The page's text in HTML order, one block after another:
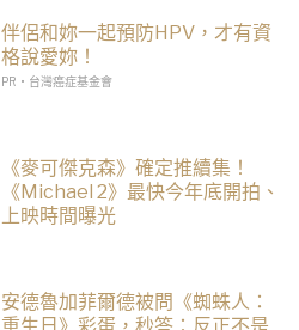
伴侶和妳一起預防HPV，才有資
格說愛妳！
PR・台灣癌症基金會
《麥可傑克森》確定推續集！
《Michael 2》最快今年底開拍、
上映時間曝光
安德魯加菲爾德被問《蜘蛛人：